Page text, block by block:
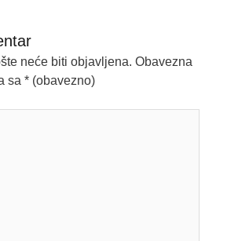
neće biti objavljena. Obavezna
sa * (obavezno)